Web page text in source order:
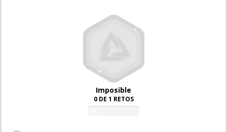
Imposible
0 DE 1 RETOS